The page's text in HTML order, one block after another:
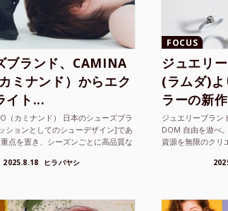
ブランド、CAMINA
ミナンド）からエク
イト...
（カミナンド） 日本のシューズブラ
ションとしてのシューデザイン]であ
点を置き、シーズンごとに高品質な
2025.8.18 ヒラバヤシ
FOCUS
ジュエリ
(ラムダ)よ
ラーの新
ジュエリーブラン
DOM 自由を遊べ
資源を無限のクリ